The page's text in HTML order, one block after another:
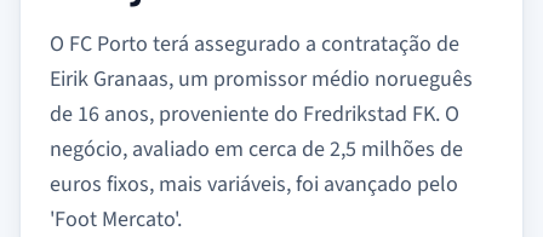
O FC Porto terá assegurado a contratação de
Eirik Granaas, um promissor médio norueguês
de 16 anos, proveniente do Fredrikstad FK. O
negócio, avaliado em cerca de 2,5 milhões de
euros fixos, mais variáveis, foi avançado pelo
'Foot Mercato'.